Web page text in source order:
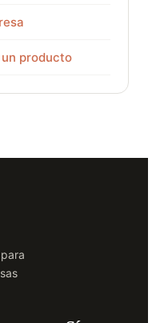
producto